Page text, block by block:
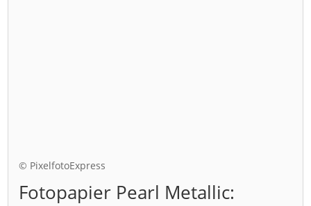
© PixelfotoExpress
Fotopapier Pearl Metallic: